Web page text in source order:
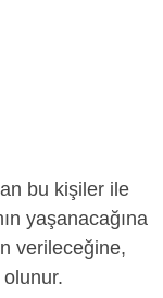
bu kişiler ile
yaşanacağına
verileceğine,